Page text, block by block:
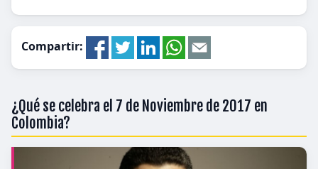
Compartir:
¿Qué se celebra el 7 de Noviembre de 2017 en
Colombia?